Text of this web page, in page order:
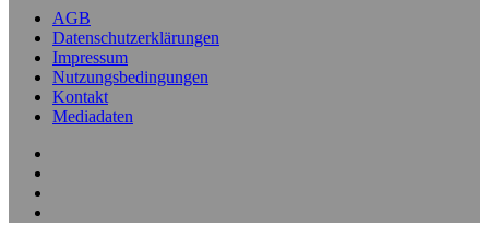
AGB
Datenschutzerklärungen
Impressum
Nutzungsbedingungen
Kontakt
Mediadaten